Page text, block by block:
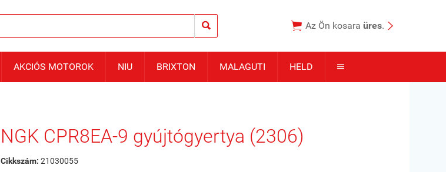
  Az Ön kosara üres. 
AKCIÓS MOTOROK NIU BRIXTON MALAGUTI HELD 
NGK CPR8EA-9 gyújtógyertya (2306)
Cikkszám: 21030055